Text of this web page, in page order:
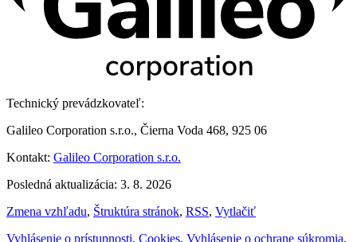
Technický prevádzkovateľ:
Galileo Corporation s.r.o., Čierna Voda 468, 925 06
Kontakt: Galileo Corporation s.r.o.
Posledná aktualizácia: 3. 8. 2026
Zmena vzhľadu, Štruktúra stránok, RSS, Vytlačiť
Vyhlásenie o prístupnosti, Cookies, Vyhlásenie o ochrane súkromia,